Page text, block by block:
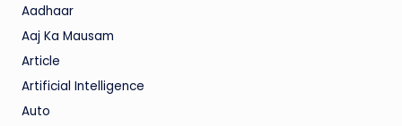
Aadhaar
Aaj Ka Mausam
Article
Artificial Intelligence
Auto